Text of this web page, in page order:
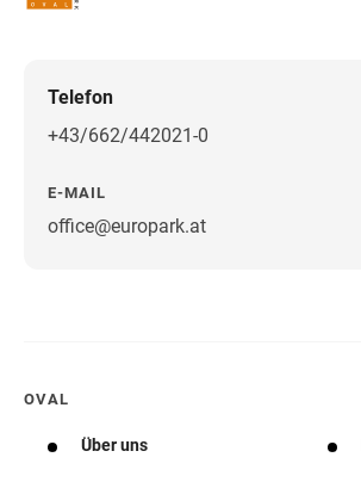
Telefon
+43/662/442021-0
E-MAIL
office@europark.atWegbeschreibung
OVAL
Über uns